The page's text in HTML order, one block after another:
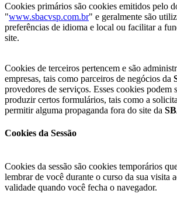
Cookies primários são cookies emitidos pelo
"www.sbacvsp.com.br" e geralmente são
preferências de idioma e local ou facilitar a
site.
Cookies de terceiros pertencem e são
empresas, tais como parceiros de negócios da
provedores de serviços. Esses cookies podem
produzir certos formulários, tais como a
permitir alguma propaganda fora do site da
Cookies da Sessão
Cookies da sessão são cookies temporários
lembrar de você durante o curso da sua visita
validade quando você fecha o navegador.